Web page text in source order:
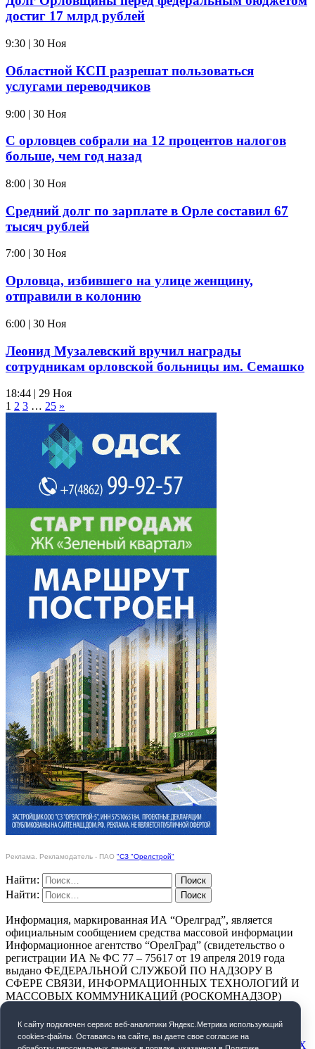
достиг 17 млрд рублей
9:30 | 30 Ноя
Областной КСП разрешат пользоваться
услугами переводчиков
9:00 | 30 Ноя
С орловцев собрали на 12 процентов налогов
больше, чем год назад
8:00 | 30 Ноя
Средний долг по зарплате в Орле составил 67
тысяч рублей
7:00 | 30 Ноя
Орловца, избившего на улице женщину,
отправили в колонию
6:00 | 30 Ноя
Леонид Музалевский вручил награды
сотрудникам орловской больницы им. Семашко
18:44 | 29 Ноя
1 2 3 … 25 »
Реклама. Рекламодатель - ПАО "СЗ "Орелстрой"
Найти:
Найти:
Информация, маркированная ИА “Орелград”, является
официальным сообщением средства массовой информации
Информационное агентство “ОрелГрад” (свидетельство о
регистрации ИА № ФС 77 – 75617 от 19 апреля 2019 года
выдано ФЕДЕРАЛЬНОЙ СЛУЖБОЙ ПО НАДЗОРУ В
СФЕРЕ СВЯЗИ, ИНФОРМАЦИОННЫХ ТЕХНОЛОГИЙ И
МАССОВЫХ КОММУНИКАЦИЙ (РОСКОМНАДЗОР)
ПОЛИТИКА КОНФИДЕНЦИАЛЬНОСТИ
СОГЛАСИЕ НА ОБРАБОТКУ ПЕРСОНАЛЬНЫХ ДАННЫХ
К cайту подключен сервис веб-аналитики Яндекс.Метрика использующий
cookies-файлы. Оставаясь на сайте, вы даете свое согласие на